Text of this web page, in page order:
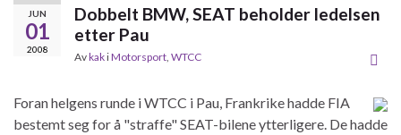
JUN
01
2008
Dobbelt BMW, SEAT beholder ledelsen
etter Pau
AvkakiMotorsport WTCC
Foran helgens runde i WTCC i Pau, Frankrike hadde FIA
bestemt seg for å "straffe" SEAT-bilene ytterligere. De hadde